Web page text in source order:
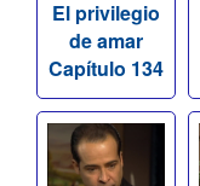
El privilegio
de amar
Capítulo 134